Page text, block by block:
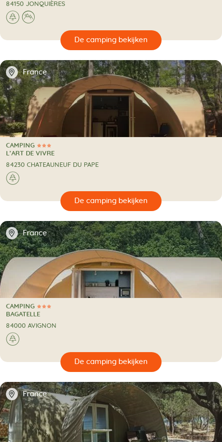
84150 JONQUIÈRES
🌲⛰
🔍
📍 France
3 Sterren
CAMPING
CAMPING
L’ART DE VIVRE
84230 CHATEAUNEUF DU PAPE
🌲
🔍
📍 France
3 Sterren
CAMPING
CAMPING
BAGATELLE
84000 AVIGNON
🌲
🔍
📍 France